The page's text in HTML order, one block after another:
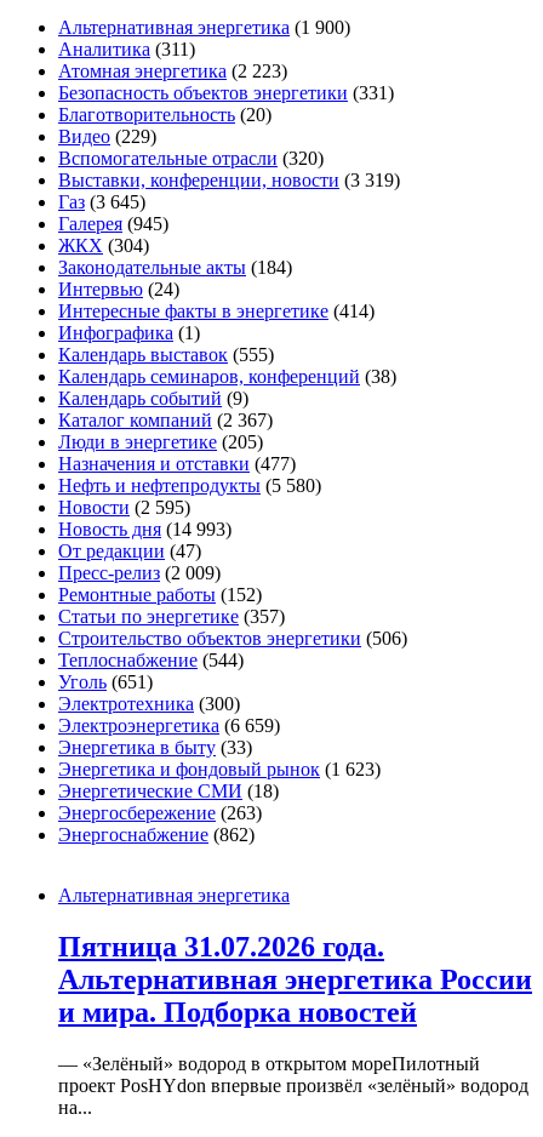
Альтернативная энергетика (1 900)
Аналитика (311)
Атомная энергетика (2 223)
Безопасность объектов энергетики (331)
Благотворительность (20)
Видео (229)
Вспомогательные отрасли (320)
Выставки, конференции, новости (3 319)
Газ (3 645)
Галерея (945)
ЖКХ (304)
Законодательные акты (184)
Интервью (24)
Интересные факты в энергетике (414)
Инфографика (1)
Календарь выставок (555)
Календарь семинаров, конференций (38)
Календарь событий (9)
Каталог компаний (2 367)
Люди в энергетике (205)
Назначения и отставки (477)
Нефть и нефтепродукты (5 580)
Новости (2 595)
Новость дня (14 993)
От редакции (47)
Пресс-релиз (2 009)
Ремонтные работы (152)
Статьи по энергетике (357)
Строительство объектов энергетики (506)
Теплоснабжение (544)
Уголь (651)
Электротехника (300)
Электроэнергетика (6 659)
Энергетика в быту (33)
Энергетика и фондовый рынок (1 623)
Энергетические СМИ (18)
Энергосбережение (263)
Энергоснабжение (862)
Альтернативная энергетика
Пятница 31.07.2026 года.
Альтернативная энергетика России
и мира. Подборка новостей
— «Зелёный» водород в открытом мореПилотный
проект PosHYdon впервые произвёл «зелёный» водород
на...